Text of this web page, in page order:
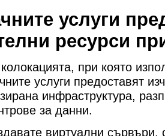
услуги
ресурси
при която
услуги предоставят
инфраструктура,
за данни.
виртуални сървъри,